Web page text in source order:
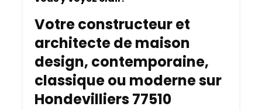
Votre constructeur et
architecte de maison
design, contemporaine,
classique ou moderne sur
Hondevilliers 77510